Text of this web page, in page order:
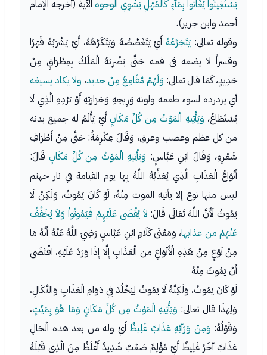
يَسْتَغِيثُواْ يُغَاثُواْ بِمَآءٍ كَالْمُهْلِ يَشْوِي الوجوه الآية (أخرجه الإمام
أحمد وابن جرير).
وقوله تعالى: يَتَجَرَّعُهُأَيْ يَتَغَصَّصُهُ وَيَتَكَرَّهُهُ، أَيْ يَشْرَبُهُ قَهْرًا
وقسراً لا يضعه في فمه حَتَّى يَضْرِبَهُ الْمَلَكُ بِمِطْرَاقٍ مِنْ
حَدِيدٍ، كَمَا قال تعالى: وَلَهُمْ مَّقَامِعُ مِنْ حديد، ولا يكاد يسيغه
أي يزدرده لسوء طعمه ولونه وَرِيحِهِ وَحَرَارَتِهِ أَوْ بَرْدِهِ الَّذِي لَا
يُسْتَطَاعُ، وَيَأْتِيهِ الْمَوْتُ مِن كُلِّ مَكَانٍ أَيْ يَأْلَمُ له جميع بدنه
من كل عظم وعصب وعرق، وَقَالَ عِكْرِمَةُ: حَتَّى مِنْ أَطْرَافِ
شَعْرِهِ، وَقَالَ ابْنِ عَبَّاسٍ: وَيَأْتِيهِ الْمَوْتُ مِن كُلِّ مَكَانٍقَالَ:
أَنْوَاعُ الْعَذَابِ الَّذِي يُعَذِّبُهُ اللَّهُ بِهَا يوم القيامة في نار جهنم
ليس منها نوع إلا يأتيه الموت مِنْهُ، لَوْ كَانَ يَمُوتُ، وَلَكِنْ لَا
يَمُوتُ لَأَنَّ اللَّهَ تَعَالَى قَالَ: لاَ يُقْضَى عَلَيْهِمْ فَيَمُوتُواْ وَلاَ يُخَفَّفُ
عَنْهُمْ من عذابها، وَمَعْنَى كَلَامِ ابْنِ عَبَّاسٍ رَضِيَ اللَّهُ عَنْهُ أَنَّهُ مَا
مِنْ نَوْعٍ مِنْ هَذِهِ الْأَنْوَاعِ من الْعَذَابِ إِلَّا إِذَا وَرَدَ عَلَيْهِ، اقْتَضَى
أَنْ يَمُوتَ مِنْهُ
لَوْ كَانَ يَمُوتُ، وَلَكِنَّهُ لَا يَمُوتُ لِيَخْلُدَ فِي دَوَامِ الْعَذَابِ وَالنَّكَالِ،
وَلِهَذَا قال تعالى: وَيَأْتِيهِ الْمَوْتُ مِن كُلِّ مَكَانٍ وَمَا هُوَ بِمَيِّتٍ،
وَقَوْلُهُ: وَمِنْ وَرَآئِهِ عَذَابٌ غَلِيظٌ أَيْ وله من بعد هذه الْحَالِ
عَذَابٌ آخَرُ غَلِيظٌ أَيْ مُؤْلِمٌ صَعْبٌ شَدِيدٌ أَغْلَظُ مِنَ الَّذِي قَبْلَهُ